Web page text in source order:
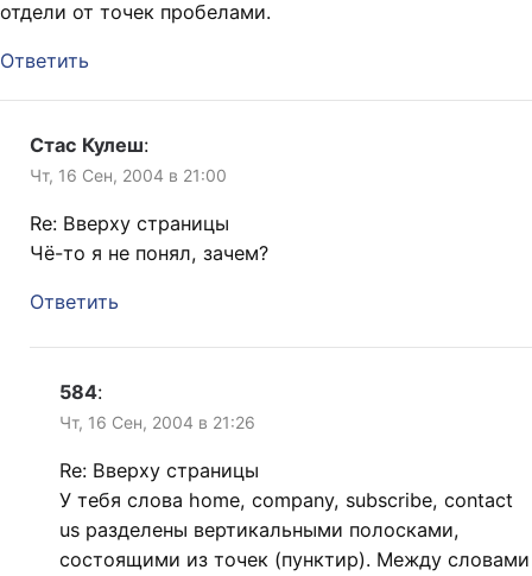
отдели от точек пробелами.
Ответить
Стас Кулеш:
Чт, 16 Сен, 2004 в 21:00
Re: Вверху страницы
Чё-то я не понял, зачем?
Ответить
584:
Чт, 16 Сен, 2004 в 21:26
Re: Вверху страницы
У тебя слова home, company, subscribe, contact
us разделены вертикальными полосками,
состоящими из точек (пунктир). Между словами